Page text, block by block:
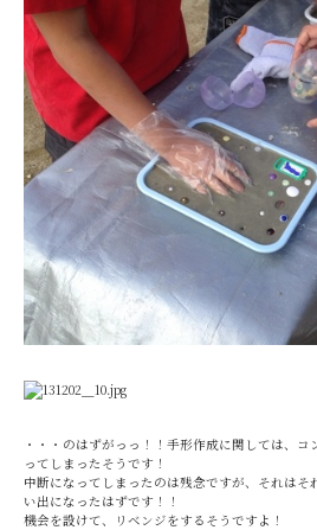
・・・のはずがっっ！！手形作成に関しては、
ってしまったそうです！
中断になってしまったのは残念ですが、それはそ
い出になったはずです！！
機会を設けて、リベンジをするそうですよ！